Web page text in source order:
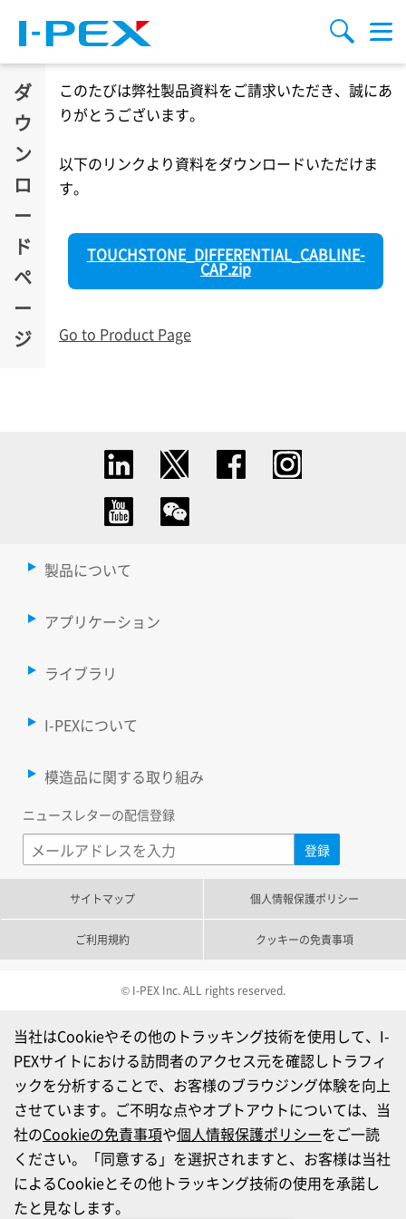
検索
ュ
ー
ダ
ウ
ン
ロ
ー
ド
ペ
ー
ジ
このたびは弊社製品資料をご請求いただき、誠にあ
りがとうございます。
以下のリンクより資料をダウンロードいただけま
す。
TOUCHSTONE_DIFFERENTIAL_CABLINE-
CAP.zip
Go to Product Page
製品について
アプリケーション
ライブラリ
I-PEXについて
模造品に関する取り組み
ニュースレターの配信登録
サイトマップ 個人情報保護ポリシー
ご利用規約 クッキーの免責事項
© I-PEX Inc. ALL rights reserved.
当社はCookieやその他のトラッキング技術を使用して、I-
PEXサイトにおける訪問者のアクセス元を確認しトラフィ
ックを分析することで、お客様のブラウジング体験を向上
させています。ご不明な点やオプトアウトについては、当
社のCookieの免責事項や個人情報保護ポリシーをご一読
ください。「同意する」を選択されますと、お客様は当社
によるCookieとその他トラッキング技術の使用を承諾し
たと見なします。